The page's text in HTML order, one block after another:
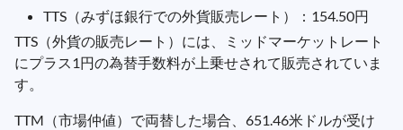
TTS（みずほ銀行での外貨販売レート）：154.50円
TTS（外貨の販売レート）には、ミッドマーケットレート
にプラス1円の為替手数料が上乗せされて販売されていま
す。
TTM（市場仲値）で両替した場合、651.46米ドルが受け